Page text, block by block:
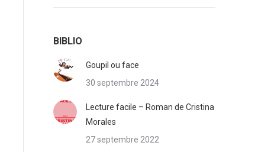
BIBLIO
Goupil ou face
30 septembre 2024
Lecture facile – Roman de Cristina
Morales
27 septembre 2022